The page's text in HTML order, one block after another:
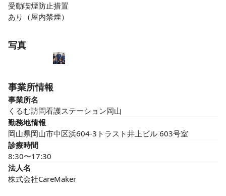
受動喫煙防止措置
あり（屋内禁煙）
写真
事業所情報
事業所名
くるむ訪問看護ステーション岡山
勤務地情報
岡山県岡山市中区浜604-3トラスト井上ビル 603号室
診療時間
8:30〜17:30
法人名
株式会社CareMaker